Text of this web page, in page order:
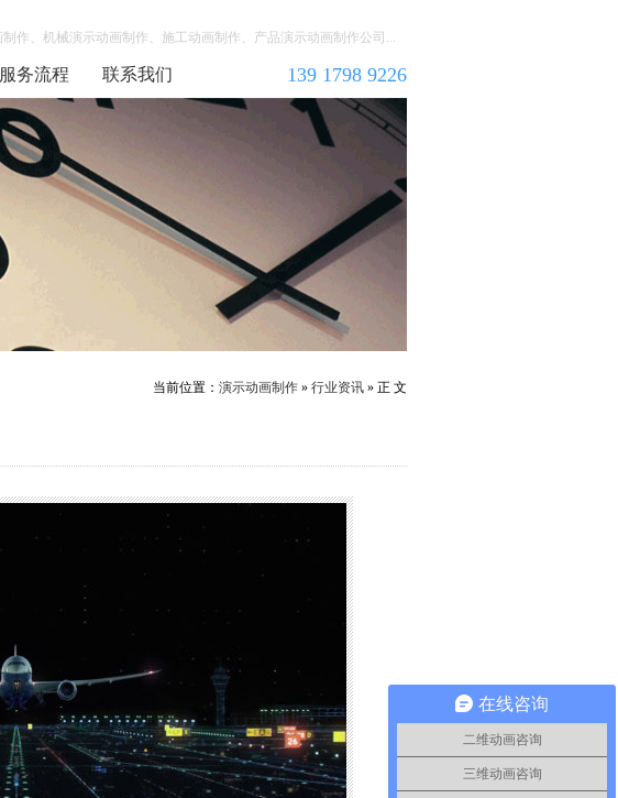
作、机械演示动画制作、施工动画制作、产品演示动画制作公司...
服务流程 联系我们 139 1798 9226
当前位置： 演示动画制作 » 行业资讯 » 正 文
在线咨询
二维动画咨询
三维动画咨询